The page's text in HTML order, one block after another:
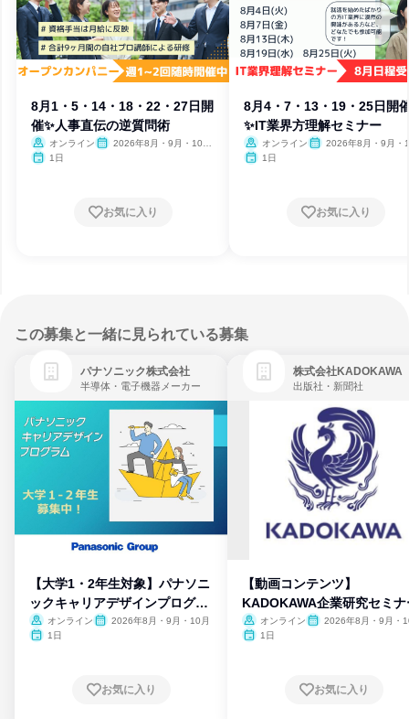
8月1・5・14・18・22・27日開
催✨人事直伝の逆質問術
オンライン
2026年8月・9月・10
1日
お気に入り
8月4・7・13・19・25日開
✨IT業界方理解セミナー
オンライン
2026年8月・9月・
1日
お気に入り
この募集と一緒に見られている募集
パナソニック株式会社
半導体・電子機器メーカー
【大学1・2年生対象】パナソニ
ックキャリアデザインプログラ
ム
オンライン
2026年8月・9月・10月
1日
お気に入り
株式会社KADOKAWA
出版社・新聞社
【動画コンテンツ】
KADOKAWA企業研究セミナ
オンライン
2026年8月・9月・
1日
お気に入り